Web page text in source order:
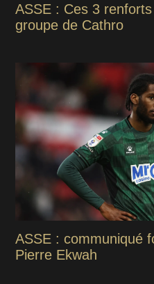
ASSE : Ces 3
groupe de Cathro
ASSE : communiqué
Pierre Ekwah